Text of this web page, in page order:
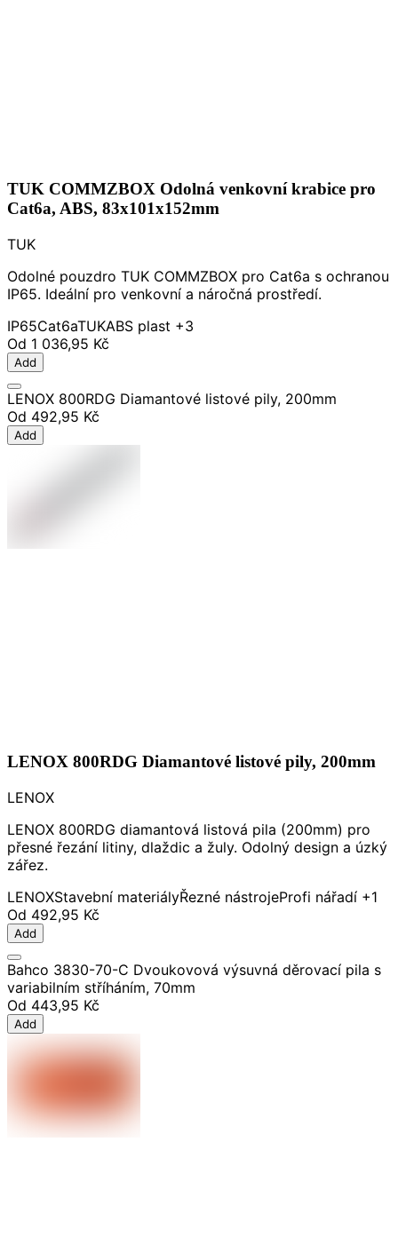
TUK COMMZBOX Odolná venkovní krabice pro
Cat6a, ABS, 83x101x152mm
TUK
Odolné pouzdro TUK COMMZBOX pro Cat6a s ochranou
IP65. Ideální pro venkovní a náročná prostředí.
IP65Cat6aTUKABS plast +3
Od 1 036,95 Kč
Add
LENOX 800RDG Diamantové listové pily, 200mm
Od 492,95 Kč
Add
LENOX 800RDG Diamantové listové pily, 200mm
LENOX
LENOX 800RDG diamantová listová pila (200mm) pro
přesné řezání litiny, dlaždic a žuly. Odolný design a úzký
zářez.
LENOXStavební materiályŘezné nástrojeProfi nářadí +1
Od 492,95 Kč
Add
Bahco 3830-70-C Dvoukovová výsuvná děrovací pila s
variabilním stříháním, 70mm
Od 443,95 Kč
Add